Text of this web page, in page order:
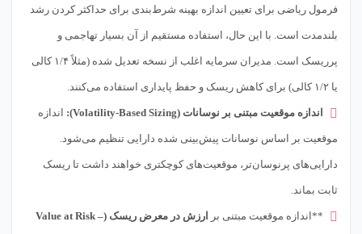
فرمول ریاضی برای تعیین اندازه بهینه شرط‌بندی برای حداکثر کردن رشد
بلندمدت است. با این حال، استفاده مستقیم از آن بسیار تهاجمی و
پرریسک است. مدیران سرمایه اغلب از نسخه تعدیل شده (مثلاً ۱/۴ کالی
یا ۱/۲ کالی) برای کاهش ریسک و حفظ پایداری استفاده می‌کنند.
اندازه موقعیت مبتنی بر نوسانات (Volatility-Based Sizing): اندازه
موقعیت بر اساس نوسانات پیش‌بینی شده دارایی تنظیم می‌شود.
دارایی‌های پرنوسان‌تر، موقعیت‌های کوچکتری خواهند داشت تا ریسک
ثابت بماند.
**اندازه موقعیت مبتنی بر ارزش در معرض ریسک (Value at Risk –